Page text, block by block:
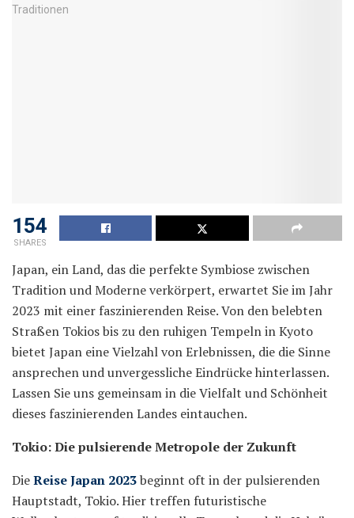
154
SHARES
Japan, ein Land, das die perfekte Symbiose zwischen
Tradition und Moderne verkörpert, erwartet Sie im Jahr
2023 mit einer faszinierenden Reise. Von den belebten
Straßen Tokios bis zu den ruhigen Tempeln in Kyoto
bietet Japan eine Vielzahl von Erlebnissen, die die Sinne
ansprechen und unvergessliche Eindrücke hinterlassen.
Lassen Sie uns gemeinsam in die Vielfalt und Schönheit
dieses faszinierenden Landes eintauchen.
Tokio: Die pulsierende Metropole der Zukunft
DieReise Japan 2023beginnt oft in der pulsierenden
Hauptstadt, Tokio. Hier treffen futuristische